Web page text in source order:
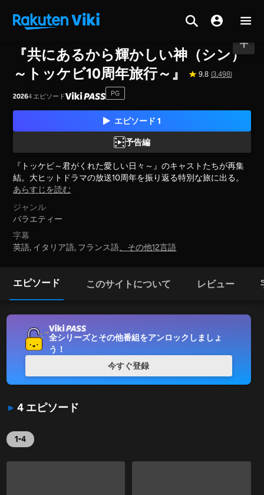
『共にあるから輝かしい神（シン）
～トッケビ10周年旅行～』
9.8 (3,498)
20264 エピソード PG
エピソード 1
予告編
『トッケビ～君がくれた愛しい日々～』のキャストたちが再集
結。大ヒットドラマの放送10周年を振り返る特別な旅に出る。
あらすじを読む
ジャンル
バラエティー
字幕
英語, イタリア語, フランス語
その他12言語
エピソード このサイトについて レビュー
4 エピソード
1-4
全シリーズとその他番組をアンロックしましょ
う！
今すぐ登録